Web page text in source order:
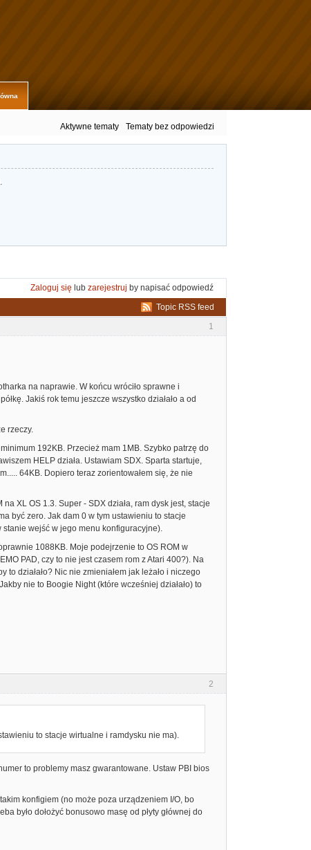
Aktywne tematy Tematy bez odpowiedzi
Zaloguj się lub zarejestruj by napisać odpowiedź
Topic RSS feed
1
na naprawie. W końcu wróciło sprawne i
Jakiś rok temu jeszcze wszystko działało a od
rzeczy.
192KB. Przecież mam 1MB. Szybko patrzę do
HELP działa. Ustawiam SDX. Sparta startuje,
64KB. Dopiero teraz zorientowałem się, że nie
XL OS 1.3. Super - SDX działa, ram dysk jest, stacje
być zero. Jak dam 0 w tym ustawieniu to stacje
stanie wejść w jego menu konfiguracyjne).
1088KB. Moje podejrzenie to OS ROM w
PAD, czy to nie jest czasem rom z Atari 400?). Na
działało? Nic nie zmieniałem jak leżało i niczego
nie to Boogie Night (które wcześniej działało) to
2
to stacje wirtualne i ramdysku nie ma).
to problemy masz gwarantowane. Ustaw PBI bios
konfigiem (no może poza urządzeniem I/O, bo
było dołożyć bonusowo masę od płyty głównej do